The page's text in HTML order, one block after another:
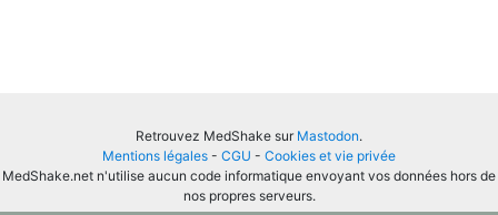
Retrouvez MedShake sur Mastodon.
Mentions légales - CGU - Cookies et vie privée
MedShake.net n'utilise aucun code informatique envoyant vos données hors de
nos propres serveurs.